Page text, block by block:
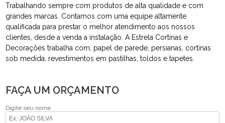
Trabalhando sempre com produtos de alta qualidade e com
grandes marcas. Contamos com uma equipe altamente
qualificada para prestar o melhor atendimento aos nossos
clientes, desde a venda a instalação. A Estrela Cortinas e
Decorações trabalha com, papel de parede, persianas, cortinas
sob medida, revestimentos em pastilhas, toldos e tapetes.
FAÇA UM ORÇAMENTO
Digite seu nome